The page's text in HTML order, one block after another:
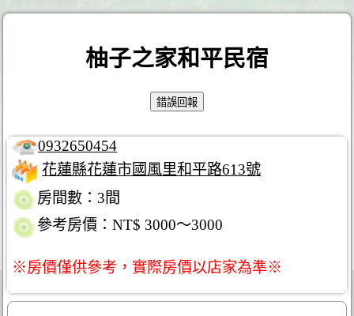
柚子之家和平民宿
0932650454
花蓮縣花蓮市國風里和平路613號
房間數：3間
參考房價：NT$ 3000～3000
※房價僅供參考，實際房價以店家為準※